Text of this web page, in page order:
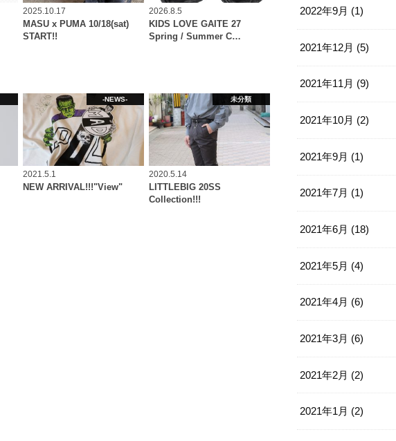
2025.10.17
MASU x PUMA 10/18(sat)
START!!
2026.8.5
KIDS LOVE GAITE 27
Spring / Summer C…
-NEWS-
2021.5.1
NEW ARRIVAL!!!"View"
未分類
2020.5.14
LITTLEBIG 20SS
Collection!!!
2022年9月 (1)
2021年12月 (5)
2021年11月 (9)
2021年10月 (2)
2021年9月 (1)
2021年7月 (1)
2021年6月 (18)
2021年5月 (4)
2021年4月 (6)
2021年3月 (6)
2021年2月 (2)
2021年1月 (2)